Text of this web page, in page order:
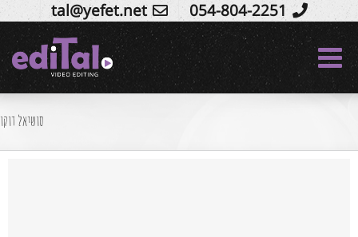
Skip
to
content
054-804-2251
tal@yefet.net
סושיאל דוקו